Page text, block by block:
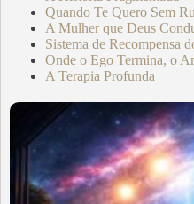
Quando Te Quero Sem
A Mulher que Deus
Sistema de Recompensa
Onde o Ego Termina, o
A Terapia Profunda